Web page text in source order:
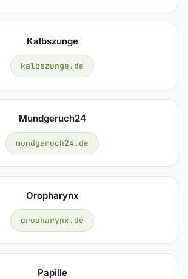
Kalbszunge
kalbszunge.de
Mundgeruch24
mundgeruch24.de
Oropharynx
oropharynx.de
Papille